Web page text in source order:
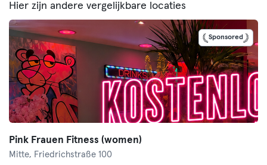
Hier zijn andere vergelijkbare locaties
Sponsored
Pink Frauen Fitness (women)
Mitte, Friedrichstraße 100